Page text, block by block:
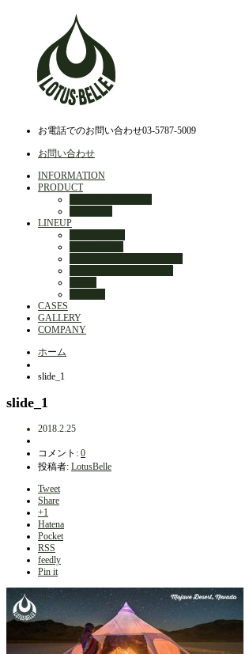
お電話でのお問い合わせ03-5787-5009
お問い合わせ
INFORMATION
PRODUCT
LINEUP
CASES
GALLERY
COMPANY
ホーム
slide_1
slide_1
2018.2.25
コメント: 0
投稿者: LotusBelle
Tweet
Share
+1
Hatena
Pocket
RSS
feedly
Pin it